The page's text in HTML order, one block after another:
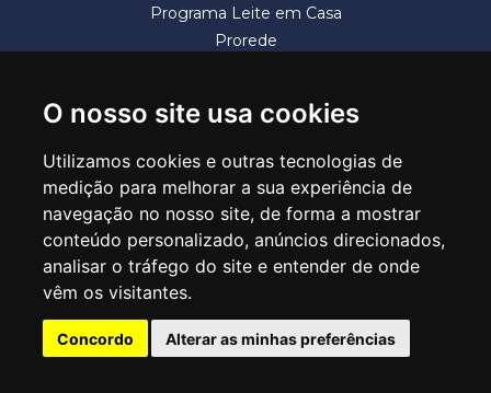
O nosso site usa cookies
Utilizamos cookies e outras tecnologias de
medição para melhorar a sua experiência de
navegação no nosso site, de forma a mostrar
conteúdo personalizado, anúncios direcionados,
analisar o tráfego do site e entender de onde
vêm os visitantes.
Concordo Alterar as minhas preferências
Programa Leite em Casa
Prorede
SECRETARIA DE EDUCAÇÃO
Rua Claudino Barbosa, 313 - Macedo - Guarulhos/SP CEP 07113-040
Central de Atendimento: *55 11 2475-7300